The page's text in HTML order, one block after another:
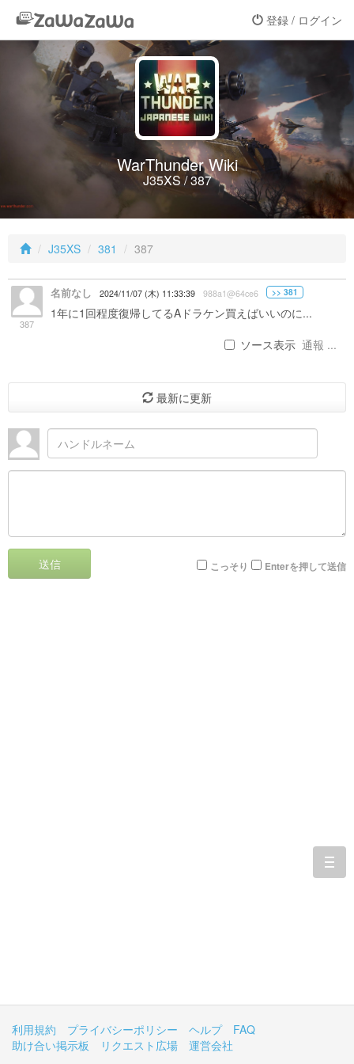
登録 / ログイン
WarThunder Wiki
J35XS / 387
J35XS 381 387
387
名前なし 2024/11/07 (木) 11:33:39 988a1@64ce6 >> 381
1年に1回程度復帰してるAドラケン買えばいいのに...
ソース表示 通報 ...
最新に更新
送信 こっそり Enterを押して送信
利用規約 プライバシーポリシー ヘルプ
FAQ
助け合い掲示板
リクエスト広場
運営会社